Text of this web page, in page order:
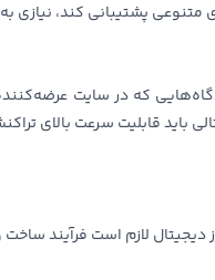
متنوعی پشتیبانی کند،
که در سایت
باید قابلیت سرعت بالای
لازم است فرآیند